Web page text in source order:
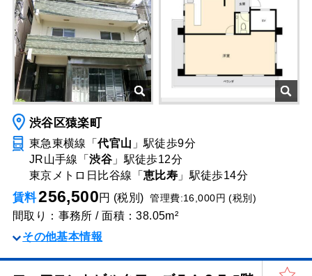
渋谷区猿楽町
東急東横線「代官山 」駅徒歩9分
JR山手線「渋谷 」駅徒歩12分
東京メトロ日比谷線「 恵比寿 」駅徒歩14分
賃料256,500円 (税別)管理費:16,000円 (税別)
間取り：事務所 / 面積：38.05m²
その他基本情報